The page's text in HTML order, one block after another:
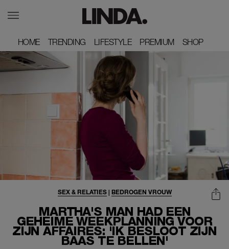
HOME
HOME TRENDING
TRENDING LIFESTYLE
LIFESTYLE PREMIUM
PREMIUM SHOP
SHOP
MARTHA'S MAN HAD EEN
GEHEIME WEEKPLANNING VOOR
ZIJN AFFAIRES: 'IK BESLOOT ZIJN
BAAS TE BELLEN'
SEX & RELATIES| BEDROGEN VROUW